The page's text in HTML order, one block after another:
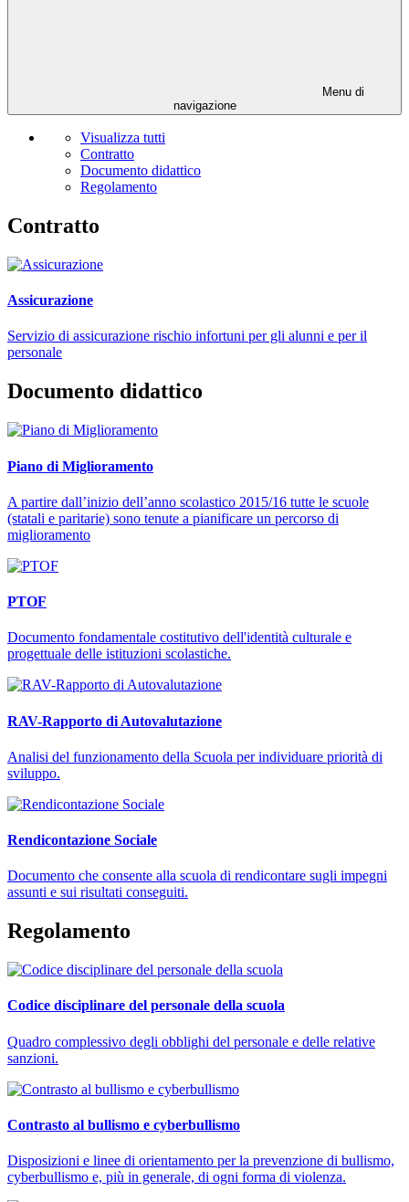
Menu di
navigazione
Visualizza tutti
Contratto
Documento didattico
Regolamento
Contratto
Assicurazione
Servizio di assicurazione rischio infortuni per gli alunni e per il
personale
Documento didattico
Piano di Miglioramento
A partire dall’inizio dell’anno scolastico 2015/16 tutte le scuole
(statali e paritarie) sono tenute a pianificare un percorso di
miglioramento
PTOF
Documento fondamentale costitutivo dell'identità culturale e
progettuale delle istituzioni scolastiche.
RAV-Rapporto di Autovalutazione
Analisi del funzionamento della Scuola per individuare priorità di
sviluppo.
Rendicontazione Sociale
Documento che consente alla scuola di rendicontare sugli impegni
assunti e sui risultati conseguiti.
Regolamento
Codice disciplinare del personale della scuola
Quadro complessivo degli obblighi del personale e delle relative
sanzioni.
Contrasto al bullismo e cyberbullismo
Disposizioni e linee di orientamento per la prevenzione di bullismo,
cyberbullismo e, più in generale, di ogni forma di violenza.